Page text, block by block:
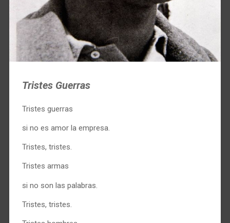
Tristes Guerras
Tristes guerras
si no es amor la empresa.
Tristes, tristes.
Tristes armas
si no son las palabras.
Tristes, tristes.